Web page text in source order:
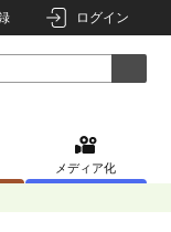
ログイン
メディア化